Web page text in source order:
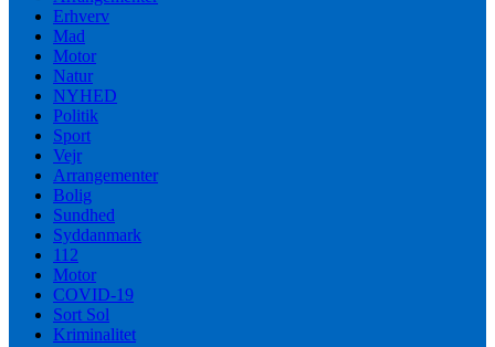
Erhverv
Mad
Motor
Natur
NYHED
Politik
Sport
Vejr
Arrangementer
Bolig
Sundhed
Syddanmark
112
Motor
COVID-19
Sort Sol
Kriminalitet